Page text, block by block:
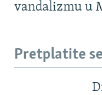
vandalizmu u
Pretplatite